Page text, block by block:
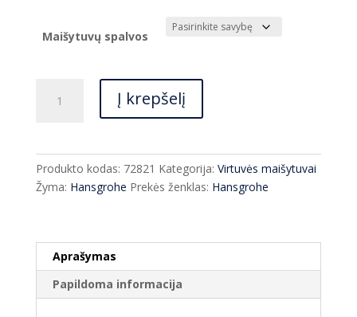
€470.00
through
Maišytuvų spalvos
kiekis:
Hansgrohe
Talis
Select
ištraukiamas
įvairų
spalvų
Į krepšelį
Produkto kodas: 72821 Kategorija: Virtuvės maišytuvai
Žyma: Hansgrohe Prekės ženklas: Hansgrohe
Aprašymas
Papildoma informacija